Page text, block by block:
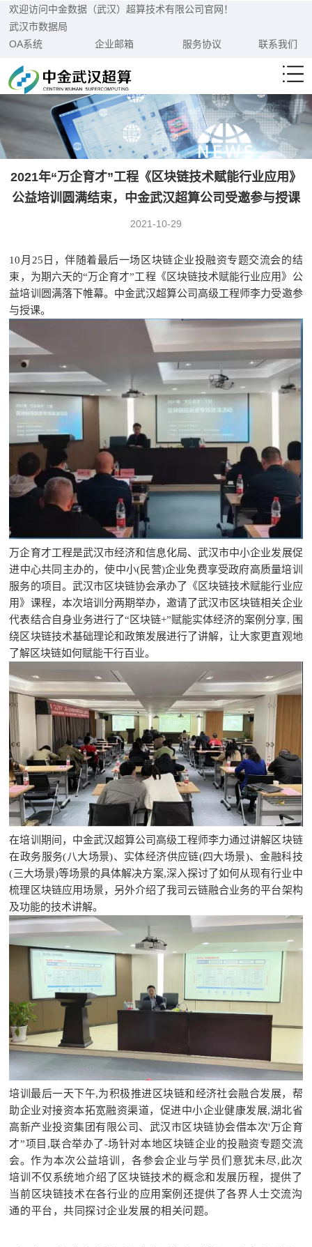
欢迎访问中金数据（武汉）超算技术有限公司官网！
武汉市数据局
OA系统
企业邮箱 服务协议 联系我们
2021年“万企育才”工程《区块链技术赋能行业应用》
公益培训圆满结束，中金武汉超算公司受邀参与授课
2021-10-29
10月25日，伴随着最后一场区块链企业投融资专题交流会的结
束，为期六天的“万企育才”工程《区块链技术赋能行业应用》公
益培训圆满落下帷幕。中金武汉超算公司高级工程师李力受邀参
与授课。
万企育才工程是武汉市经济和信息化局、武汉市中小企业发展促
进中心共同主办的，使中小(民营)企业免费享受政府高质量培训
服务的项目。武汉市区块链协会承办了《区块链技术赋能行业应
用》课程，本次培训分两期举办，邀请了武汉市区块链相关企业
代表结合自身业务进行了“区块链+”赋能实体经济的案例分享, 围
绕区块链技术基础理论和政策发展进行了讲解，让大家更直观地
了解区块链如何赋能干行百业。
在培训期间，中金武汉超算公司高级工程师李力通过讲解区块链
在政务服务(八大场景)、实体经济供应链(四大场景)、金融科技
(三大场景)等场景的具体解决方案,深入探讨了如何从现有行业中
梳理区块链应用场景，另外介绍了我司云链融合业务的平台架构
及功能的技术讲解。
培训最后一天下午,为积极推进区块链和经济社会融合发展，帮
助企业对接资本拓宽融资渠道，促进中小企业健康发展,湖北省
高新产业投资集团有限公司、武汉市区块链协会借本次'万企育
才”项目,联合举办了-场针对本地区块链企业的投融资专题交流
会。作为本次公益培训，各参会企业与学员们意犹未尽,此次
培训不仅系统地介绍了区块链技术的概念和发展历程，提供了
当前区块链技术在各行业的应用案例还提供了各界人士交流沟
通的平台，共同探讨企业发展的相关问题。